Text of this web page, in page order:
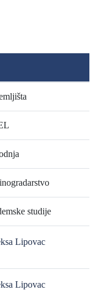
studije
Lipovac
Lipovac